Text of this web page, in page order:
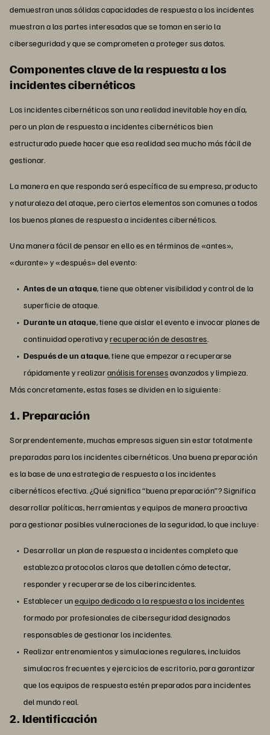
demuestran unas sólidas capacidades de respuesta a los incidentes
muestran a las partes interesadas que se toman en serio la
ciberseguridad y que se comprometen a proteger sus datos.
Componentes clave de la respuesta a los
incidentes cibernéticos
Los incidentes cibernéticos son una realidad inevitable hoy en día,
pero un plan de respuesta a incidentes cibernéticos bien
estructurado puede hacer que esa realidad sea mucho más fácil de
gestionar.
La manera en que responda será específica de su empresa, producto
y naturaleza del ataque, pero ciertos elementos son comunes a todos
los buenos planes de respuesta a incidentes cibernéticos.
Una manera fácil de pensar en ello es en términos de «antes»,
«durante» y «después» del evento:
Antes de un ataque, tiene que obtener visibilidad y control de la
superficie de ataque.
Durante un ataque, tiene que aislar el evento e invocar planes de
continuidad operativa yrecuperación de desastres.
Después de un ataque, tiene que empezar a recuperarse
rápidamente y realizaranálisis forensesavanzados y limpieza.
Más concretamente, estas fases se dividen en lo siguiente:
1. Preparación
Sorprendentemente, muchas empresas siguen sin estar totalmente
preparadas para los incidentes cibernéticos. Una buena preparación
es la base de una estrategia de respuesta a los incidentes
cibernéticos efectiva. ¿Qué significa “buena preparación”? Significa
desarrollar políticas, herramientas y equipos de manera proactiva
para gestionar posibles vulneraciones de la seguridad, lo que incluye:
Desarrollar un plan de respuesta a incidentes completo que
establezca protocolos claros que detallen cómo detectar,
responder y recuperarse de los ciberincidentes.
Establecer unequipo dedicado a la respuesta a los incidentes
formado por profesionales de ciberseguridad designados
responsables de gestionar los incidentes.
Realizar entrenamientos y simulaciones regulares, incluidos
simulacros frecuentes y ejercicios de escritorio, para garantizar
que los equipos de respuesta estén preparados para incidentes
del mundo real.
2. Identificación